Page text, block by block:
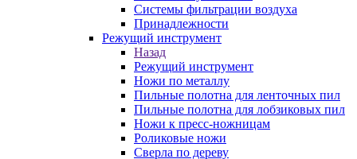
Системы фильтрации воздуха
Принадлежности
Режущий инструмент
Назад
Режущий инструмент
Ножи по металлу
Пильные полотна для ленточных пил
Пильные полотна для лобзиковых пил
Ножи к пресс-ножницам
Роликовые ножи
Сверла по дереву